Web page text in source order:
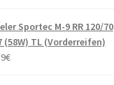
Sportec M-9 RR 120/70
(58W) TL (Vorderreifen)
€